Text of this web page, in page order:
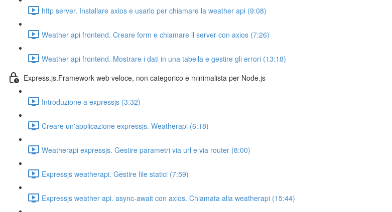
http server. Installare axios e usarlo per chiamare la weather api (9:08)
Weather api frontend. Creare form e chiamare il server con axios (7:26)
Weather api frontend. Mostrare i dati in una tabella e gestire gli errori (13:18)
Express.js.Framework web veloce, non categorico e minimalista per Node.js
Introduzione a expressjs (3:32)
Creare un'applicazione expressjs. Weatherapi (6:18)
Weatherapi expressjs. Gestire parametri via url e via router (8:00)
Expressjs weatherapi. Gestire file statici (7:59)
Expressjs weather api. async-await con axios. Chiamata alla weatherapi (15:44)